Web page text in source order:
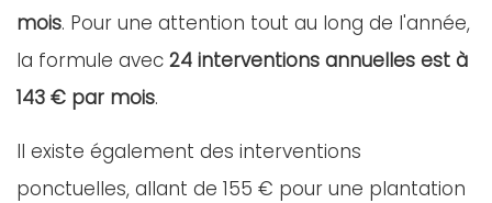
mois. Pour une attention tout au long de l'année,
la formule avec 24 interventions annuelles est à
143 € par mois.
Il existe également des interventions
ponctuelles, allant de 155 € pour une plantation